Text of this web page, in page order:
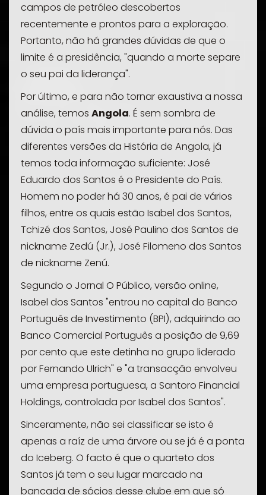
campos de petróleo descobertos
recentemente e prontos para a exploração.
Portanto, não há grandes dúvidas de que o
limite é a presidência, "quando a morte separe
o seu pai da liderança".
Por último, e para não tornar exaustiva a nossa
análise, temos Angola. É sem sombra de
dúvida o país mais importante para nós. Das
diferentes versões da História de Angola, já
temos toda informação suficiente: José
Eduardo dos Santos é o Presidente do País.
Homem no poder há 30 anos, é pai de vários
filhos, entre os quais estão Isabel dos Santos,
Tchizé dos Santos, José Paulino dos Santos de
nickname Zedú (Jr.), José Filomeno dos Santos
de nickname Zenú.
Segundo o Jornal O Público, versão online,
Isabel dos Santos "entrou no capital do Banco
Português de Investimento (BPI), adquirindo ao
Banco Comercial Português a posição de 9,69
por cento que este detinha no grupo liderado
por Fernando Ulrich" e "a transacção envolveu
uma empresa portuguesa, a Santoro Financial
Holdings, controlada por Isabel dos Santos".
Sinceramente, não sei classificar se isto é
apenas a raíz de uma árvore ou se já é a ponta
do Iceberg. O facto é que o quarteto dos
Santos já tem o seu lugar marcado na
bancada de sócios desse clube em que só